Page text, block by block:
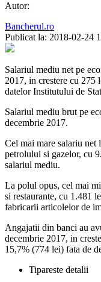
Autor:
Bancherul.ro
Publicat la: 2018-02-24
Salariul mediu net pe
2017, in crestere cu 275
datelor Institutului de
Salariul mediu brut pe
decembrie 2017.
Cel mai mare salariu net
petrolului si gazelor, cu
salariul mediu.
La polul opus, cel mai
si restaurante, cu 1.481
fabricarii articolelor de
Angajatii din banci au
decembrie 2017, in
15,7% (774 lei) fata de
Tipareste detalii